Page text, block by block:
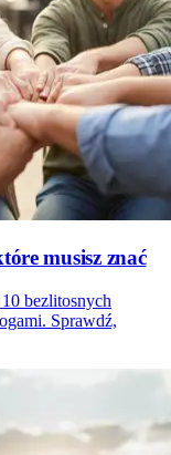
musisz znać
bezlitosnych
Sprawdź,